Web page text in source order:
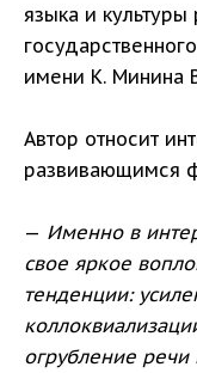
языка и
имени К. Минина
Автор относит
развивающимся
— Именно в
свое яркое
тенденции:
огрубление речи